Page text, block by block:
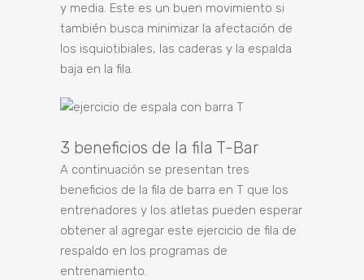
y media. Este es un buen movimiento si
también busca minimizar la afectación de
los isquiotibiales, las caderas y la espalda
baja en la fila.
3 beneficios de la fila T-Bar
A continuación se presentan tres
beneficios de la fila de barra en T que los
entrenadores y los atletas pueden esperar
obtener al agregar este ejercicio de fila de
respaldo en los programas de
entrenamiento.